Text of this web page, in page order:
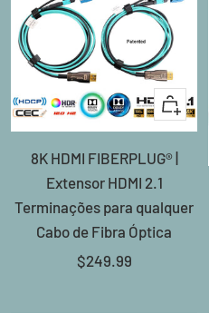
ao
carrinho
8K HDMI FIBERPLUG® |
Extensor HDMI 2.1
Terminações para qualquer
Cabo de Fibra Óptica
Preço
$249.99